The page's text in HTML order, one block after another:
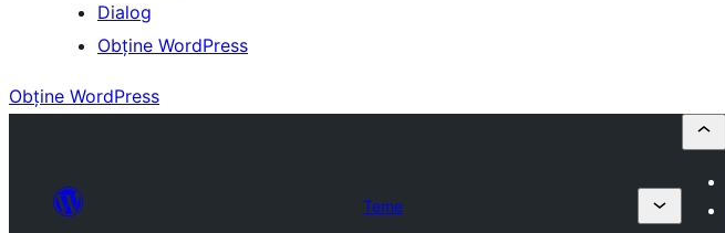
Dialog
Obține WordPress
Obține WordPress
Teme